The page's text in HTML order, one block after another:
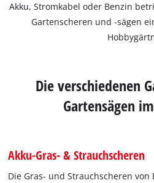
Akku, Stromkabel oder Benzin
Gartenscheren und -sägen
Die verschiedenen
Gartensägen
Akku-Gras- & Strauchscheren
Die Gras- und Strauchscheren